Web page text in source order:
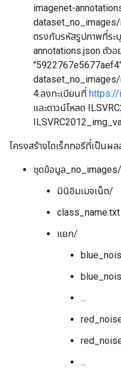
imagenet-
ตรงกับรหัสรูปภาพที่ระ
annotations.json ตัวอ
4.ลงทะเบียนที่ https://
และดาวน์โหลด
โครงสร้างไดเร็กทอรีที่เป็นผ
ชุดข้อมูล_no_images/
มินิอิมเมจเน็ต/
class_name.txt
แยก/
...
...